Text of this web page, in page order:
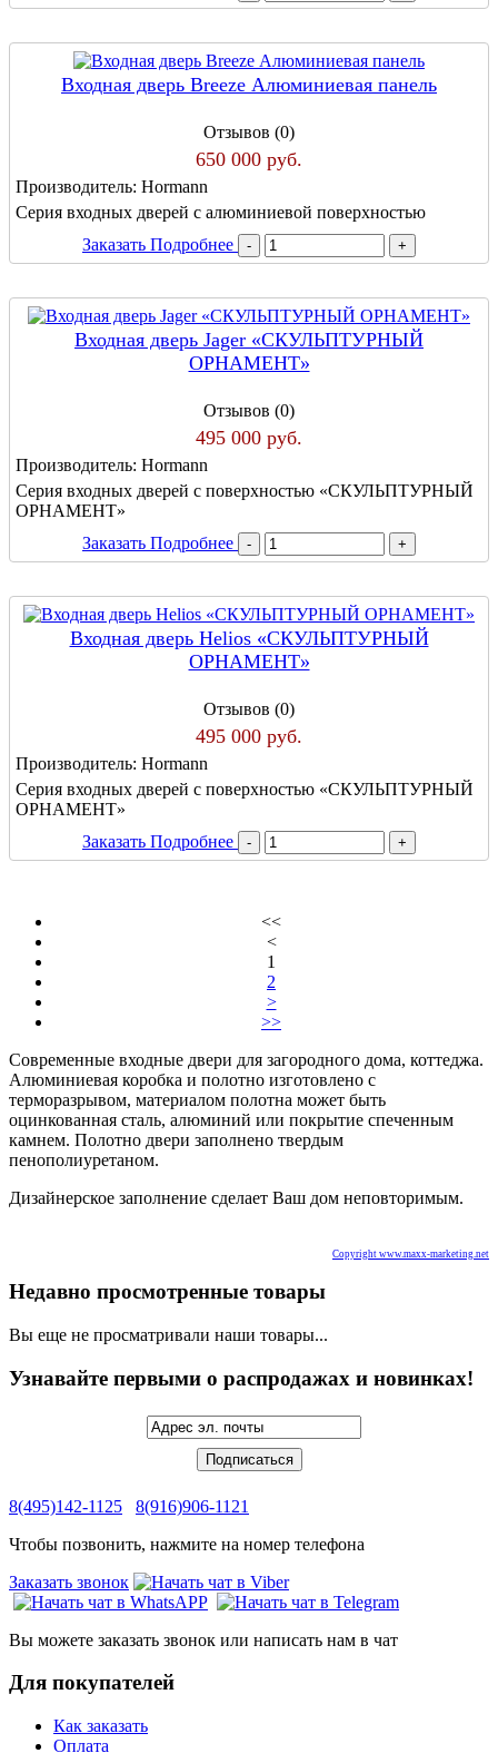
Входная дверь Breeze Алюминиевая панель
Отзывов (0)
650 000 руб.
Производитель: Hormann
Серия входных дверей с алюминиевой поверхностью
Заказать Подробнее
Входная дверь Jager «СКУЛЬПТУРНЫЙ
ОРНАМЕНТ»
Отзывов (0)
495 000 руб.
Производитель: Hormann
Серия входных дверей с поверхностью «СКУЛЬПТУРНЫЙ
ОРНАМЕНТ»
Заказать Подробнее
Входная дверь Helios «СКУЛЬПТУРНЫЙ
ОРНАМЕНТ»
Отзывов (0)
495 000 руб.
Производитель: Hormann
Серия входных дверей с поверхностью «СКУЛЬПТУРНЫЙ
ОРНАМЕНТ»
Заказать Подробнее
<<
<
1
2
>
>>
Современные входные двери для загородного дома, коттеджа.
Алюминиевая коробка и полотно изготовлено с
терморазрывом, материалом полотна может быть
оцинкованная сталь, алюминий или покрытие спеченным
камнем. Полотно двери заполнено твердым
пенополиуретаном.
Дизайнерское заполнение сделает Ваш дом неповторимым.
Copyright www.maxx-marketing.net
Недавно просмотренные товары
Вы еще не просматривали наши товары...
Узнавайте первыми о распродажах и новинках!
8(495)142-1125
8(916)906-1121
Чтобы позвонить, нажмите на номер телефона
Заказать звонок
Вы можете заказать звонок или написать нам в чат
Для покупателей
Как заказать
Оплата